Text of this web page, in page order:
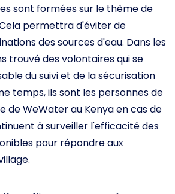
sont formées sur le thème de
permettra d'éviter de
des sources d'eau. Dans les
trouvé des volontaires qui se
du suivi et de la sécurisation
temps, ils sont les personnes de
de WeWater au Kenya en cas de
à surveiller l'efficacité des
pour répondre aux